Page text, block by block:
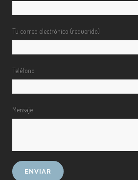
Tu correo electrónico (requerido)
Teléfono
Mensaje